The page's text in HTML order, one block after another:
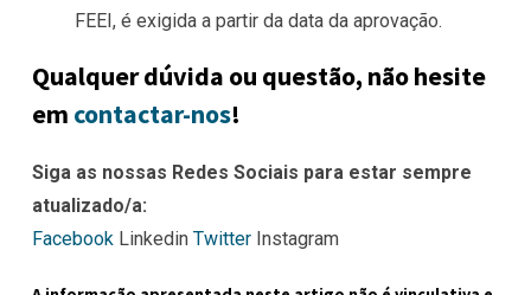
FEEI, é exigida a partir da data da aprovação.
Qualquer dúvida ou questão, não hesite
em contactar-nos!
Siga as nossas Redes Sociais para estar sempre
atualizado/a:
Facebook Linkedin Twitter Instagram